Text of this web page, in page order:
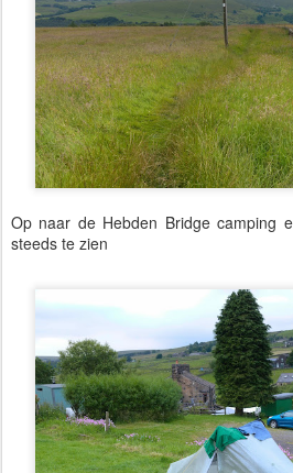
Op naar de Hebden Bridge camping
steeds te zien